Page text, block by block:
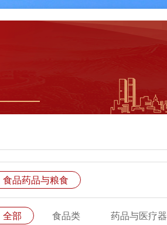
食品药品与粮食
全部 食品类 药品与医疗